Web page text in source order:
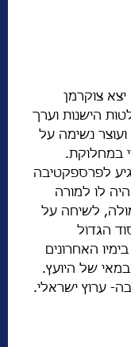
צוקרמן
הישנות וערך
נשימה על
במחלוקת.
לפרספקטיבה
לו למורה
לשיחה על
הגדול
האחרונים
של היועץ.
ערוץ ישראלי.